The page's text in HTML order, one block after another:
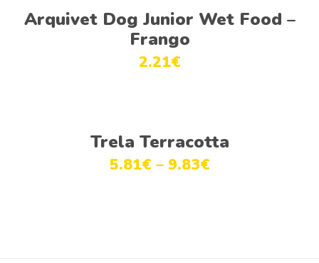
Ver opções
Arquivet Dog Junior Wet Food –
Frango
2.21€
Ver opções
Trela Terracotta
5.81€ – 9.83€